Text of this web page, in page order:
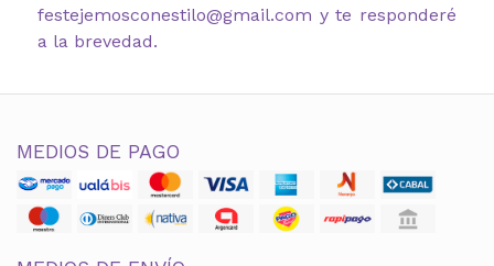
festejemosconestilo@gmail.com y te responderé
a la brevedad.
MEDIOS DE PAGO